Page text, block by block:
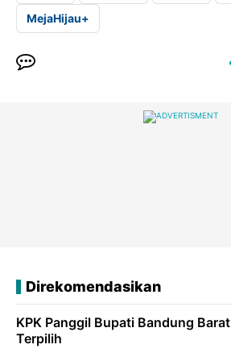
MejaHijau+
Direkomendasikan
KPK Panggil Bupati Bandung Barat
Terpilih